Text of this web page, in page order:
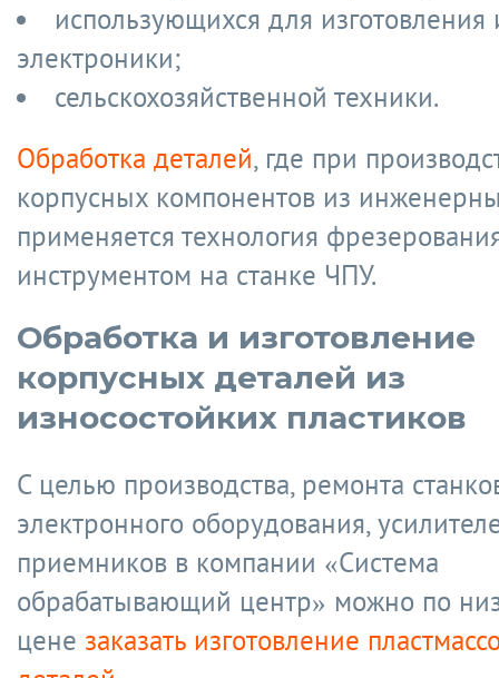
использующихся для изготовления
электроники;
сельскохозяйственной техники.
Обработка деталей, где при
корпусных компонентов из
применяется технология
инструментом на станке ЧПУ.
Обработка и изготовление
корпусных деталей из
износостойких пластиков
С целью производства, ремонта
электронного оборудования,
приемников в компании «Система
обрабатывающий центр» можно по
цене заказать изготовление